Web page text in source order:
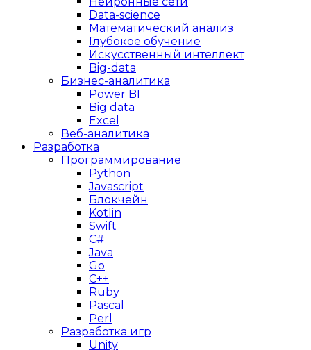
Data-science
Математический анализ
Глубокое обучение
Искусственный интеллект
Big-data
Бизнес-аналитика
Power BI
Big data
Excel
Веб-аналитика
Разработка
Программирование
Python
Javascript
Блокчейн
Kotlin
Swift
C#
Java
Go
C++
Ruby
Pascal
Perl
Разработка игр
Unity